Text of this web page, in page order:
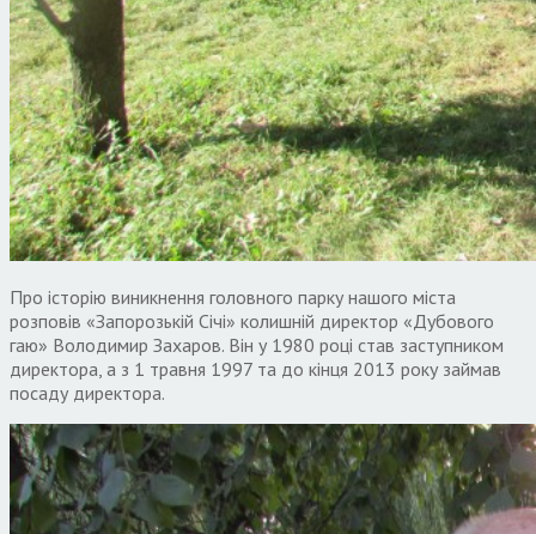
Про історію виникнення головного парку нашого міста
розповів «Запорозькій Січі» колишній директор «Дубового
гаю» Володимир Захаров. Він у 1980 році став заступником
директора, а з 1 травня 1997 та до кінця 2013 року займав
посаду директора.